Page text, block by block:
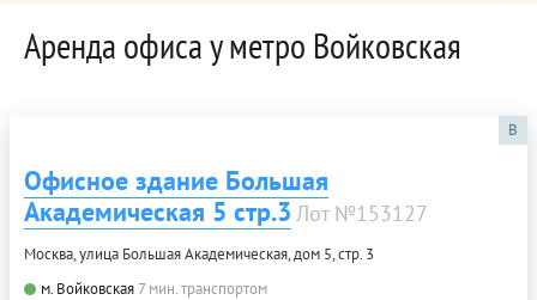
Аренда офиса у метро Войковская
B
Офисное здание Большая
Академическая 5 стр.3 Лот №153127
Москва, улица Большая Академическая, дом 5, стр. 3
м. Войковская 7 мин. транспортом